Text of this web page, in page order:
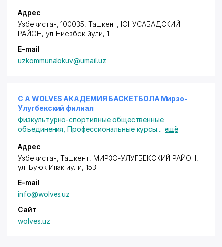
Адрес
Узбекистан, 100035, Ташкент, ЮНУСАБАДСКИЙ
РАЙОН, ул. Ниёзбек йули, 1
E-mail
uzkommunalokuv@umail.uz
C A WOLVES АКАДЕМИЯ БАСКЕТБОЛА Мирзо-
Улугбекский филиал
Физкультурно-спортивные общественные
объединения ,Профессиональные курсы... ещё
Адрес
Узбекистан, Ташкент, МИРЗО-УЛУГБЕКСКИЙ РАЙОН,
ул. Буюк Ипак йули, 153
E-mail
info@wolves.uz
Сайт
wolves.uz